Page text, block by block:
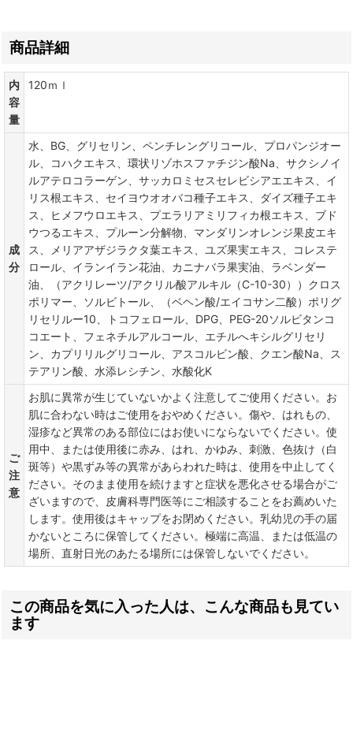
商品詳細
内
容
量
120ｍｌ
成
分
水、BG、グリセリン、ペンチレングリコール、プロパンジオー
ル、コハクエキス、環状リゾホスファチジン酸Na、サクシノイ
ルアテロコラーゲン、サッカロミセスセレビシアエエキス、イ
リス根エキス、セイヨウオオバコ種子エキス、ダイズ種子エキ
ス、ヒメフウロエキス、プエラリアミリフィカ根エキス、ブド
ウつるエキス、プルーン分解物、マンダリンオレンジ果皮エキ
ス、メリアアザジラクタ葉エキス、ユズ果実エキス、コレステ
ロール、イランイラン花油、カニナバラ果実油、ラベンダー
油、（アクリレーツ/アクリル酸アルキル（C-10-30））クロス
ポリマー、ソルビトール、（ベヘン酸/エイコサン二酸）ポリグ
リセリルー10、トコフェロール、DPG、PEG-20ソルビタンコ
コエート、フェネチルアルコール、エチルへキシルグリセリ
ン、カプリリルグリコール、アスコルビン酸、クエン酸Na、ス
テアリン酸、水添レシチン、水酸化K
ご
注
意
お肌に異常が生じていないかよく注意してご使用ください。お
肌に合わない時はご使用をおやめください。傷や、はれもの、
湿疹など異常のある部位にはお使いにならないでください。使
用中、または使用後に赤み、はれ、かゆみ、刺激、色抜け（白
斑等）や黒ずみ等の異常があらわれた時は、使用を中止してく
ださい。そのまま使用を続けますと症状を悪化させる場合がご
ざいますので、皮膚科専門医等にご相談することをお薦めいた
します。使用後はキャップをお閉めください。乳幼児の手の届
かないところに保管してください。極端に高温、または低温の
場所、直射日光のあたる場所には保管しないでください。
この商品を気に入った人は、こんな商品も見てい
ます